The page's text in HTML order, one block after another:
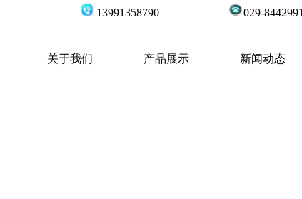
13991358790 029-
关于我们 产品展示 新闻动态